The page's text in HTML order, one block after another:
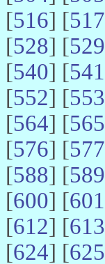
[516] [517
[528] [529
[540] [541
[552] [553
[564] [565
[576] [577
[588] [589
[600] [601
[612] [613
[624] [625